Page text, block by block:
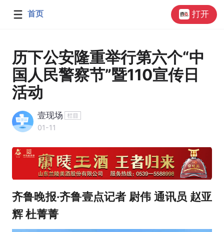
首页 打开
历下公安隆重举行第六个“中
国人民警察节”暨110宣传日
活动
壹现场
01-11
齐鲁晚报·齐鲁壹点记者 尉伟 通讯员 赵亚
辉 杜菁菁